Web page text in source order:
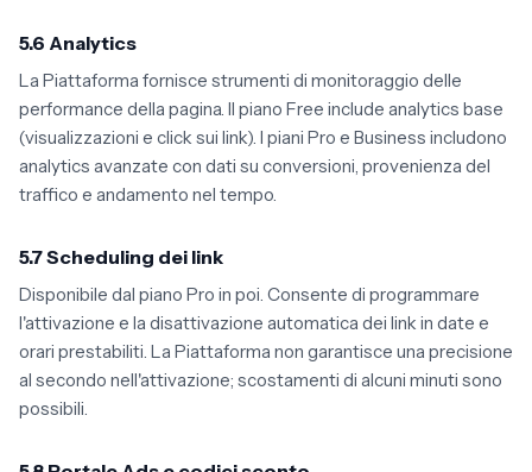
5.6 Analytics
La Piattaforma fornisce strumenti di monitoraggio delle
performance della pagina. Il piano Free include analytics base
(visualizzazioni e click sui link). I piani Pro e Business includono
analytics avanzate con dati su conversioni, provenienza del
traffico e andamento nel tempo.
5.7 Scheduling dei link
Disponibile dal piano Pro in poi. Consente di programmare
l'attivazione e la disattivazione automatica dei link in date e
orari prestabiliti. La Piattaforma non garantisce una precisione
al secondo nell'attivazione; scostamenti di alcuni minuti sono
possibili.